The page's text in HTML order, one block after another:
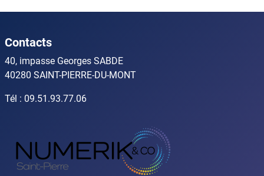
Contacts
40, impasse Georges SABDE
40280 SAINT-PIERRE-DU-MONT
Tél : 09.51.93.77.06